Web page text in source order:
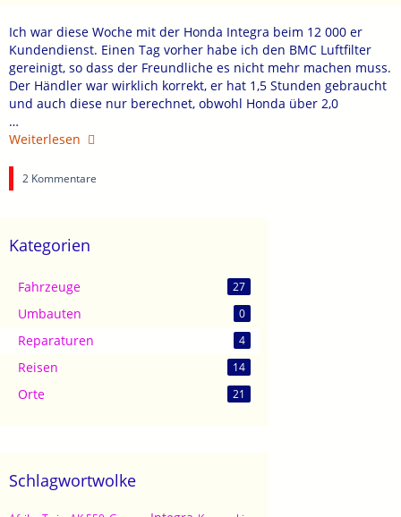
Ich war diese Woche mit der Honda Integra beim 12 000 er
Kundendienst. Einen Tag vorher habe ich den BMC Luftfilter
gereinigt, so dass der Freundliche es nicht mehr machen muss.
Der Händler war wirklich korrekt, er hat 1,5 Stunden gebraucht
und auch diese nur berechnet, obwohl Honda über 2,0
…
Weiterlesen
2 Kommentare
Kategorien
Fahrzeuge 27
Umbauten 0
Reparaturen 4
Reisen 14
Orte 21
Schlagwortwolke